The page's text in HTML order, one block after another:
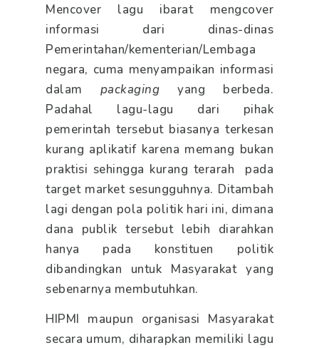
Mencover lagu ibarat mengcover
informasi dari dinas-dinas
Pemerintahan/kementerian/Lembaga
negara, cuma menyampaikan informasi
dalam packaging yang berbeda.
Padahal lagu-lagu dari pihak
pemerintah tersebut biasanya terkesan
kurang aplikatif karena memang bukan
praktisi sehingga kurang terarah pada
target market sesungguhnya. Ditambah
lagi dengan pola politik hari ini, dimana
dana publik tersebut lebih diarahkan
hanya pada konstituen politik
dibandingkan untuk Masyarakat yang
sebenarnya membutuhkan.
HIPMI maupun organisasi Masyarakat
secara umum, diharapkan memiliki lagu